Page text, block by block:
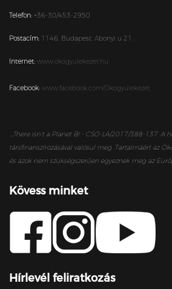
Telefon: +36-30/453-2950
Postacím: 1146, Budapest, Abonyi u 21.
Internet: www.okogyulekezet.hu
Facebook: www.facebook.com/Okogyulekezet
„ There isn’t a Planet B! - CSO-LA/2017/388-137. A
társfinanszírozásával valósul meg. Tartalmáért az
és azok nem szükségszerűen egyeznek meg az
Kövess minket
Hírlevél feliratkozás